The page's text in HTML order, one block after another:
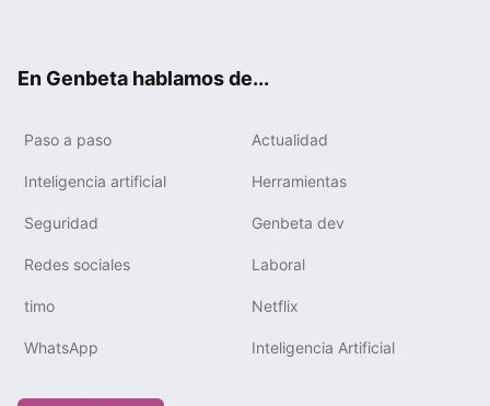
En Genbeta hablamos de...
Paso a paso Actualidad
Inteligencia artificial Herramientas
Seguridad Genbeta dev
Redes sociales Laboral
timo Netflix
WhatsApp Inteligencia Artificial